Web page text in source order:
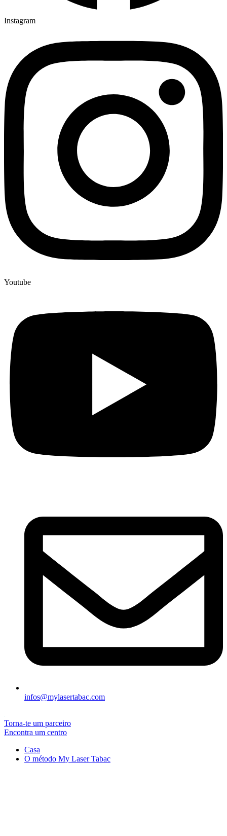
Instagram
Youtube
infos@mylasertabac.com
Torna-te um parceiro
Encontra um centro
Casa
O método My Laser Tabac